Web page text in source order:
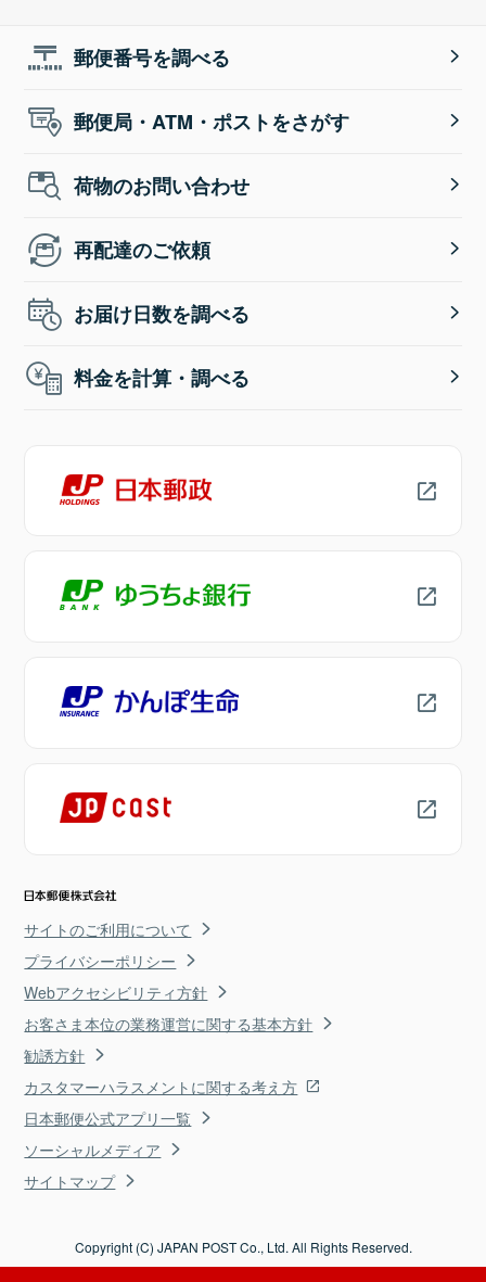
郵便番号を調べる
郵便局・ATM・ポストをさがす
荷物のお問い合わせ
再配達のご依頼
お届け日数を調べる
料金を計算・調べる
サイトのご利用について
プライバシーポリシー
Webアクセシビリティ方針
お客さま本位の業務運営に関する基本方針
勧誘方針
カスタマーハラスメントに関する考え方
日本郵便公式アプリ一覧
ソーシャルメディア
サイトマップ
Copyright (C) JAPAN POST Co., Ltd. All Rights Reserved.